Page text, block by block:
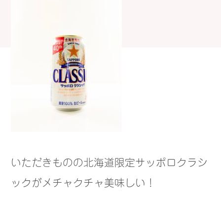
いただきものの北海道限定サッポロクラシ
ックがメチャクチャ美味しい！